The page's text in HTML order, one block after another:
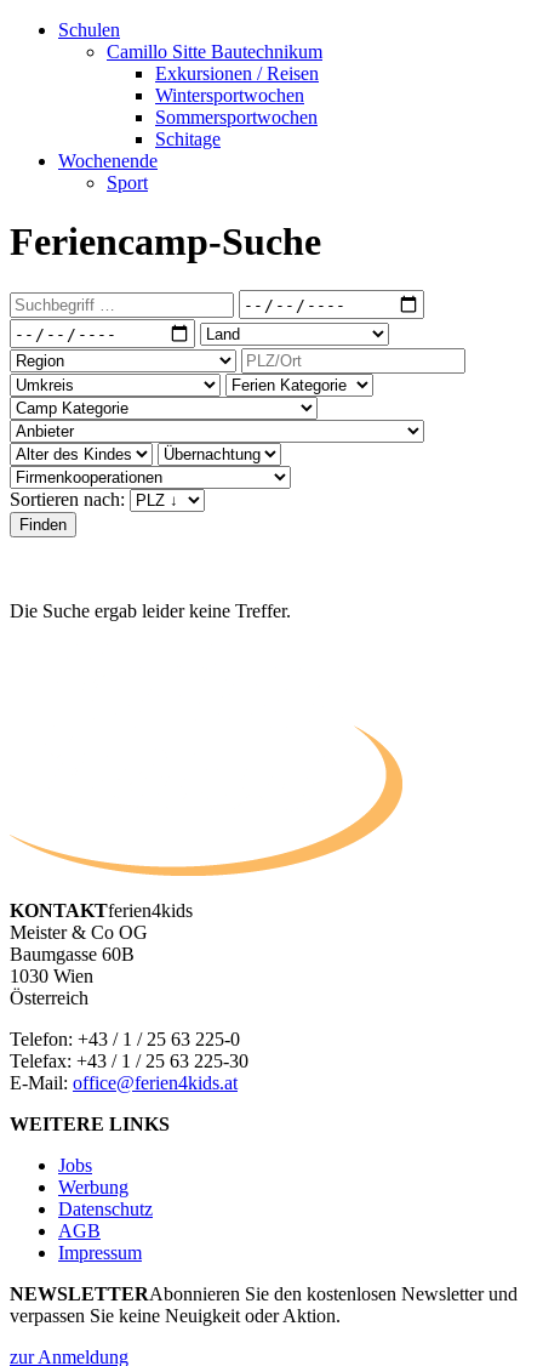
Schulen
Camillo Sitte Bautechnikum
Exkursionen / Reisen
Wintersportwochen
Sommersportwochen
Schitage
Wochenende
Sport
Feriencamp-Suche
Sortieren nach:
Die Suche ergab leider keine Treffer.
KONTAKTferien4kids
Meister & Co OG
Baumgasse 60B
1030 Wien
Österreich
Telefon: +43 / 1 / 25 63 225-0
Telefax: +43 / 1 / 25 63 225-30
E-Mail: office@ferien4kids.at
WEITERE LINKS
Jobs
Werbung
Datenschutz
AGB
Impressum
NEWSLETTERAbonnieren Sie den kostenlosen Newsletter und
verpassen Sie keine Neuigkeit oder Aktion.
zur Anmeldung